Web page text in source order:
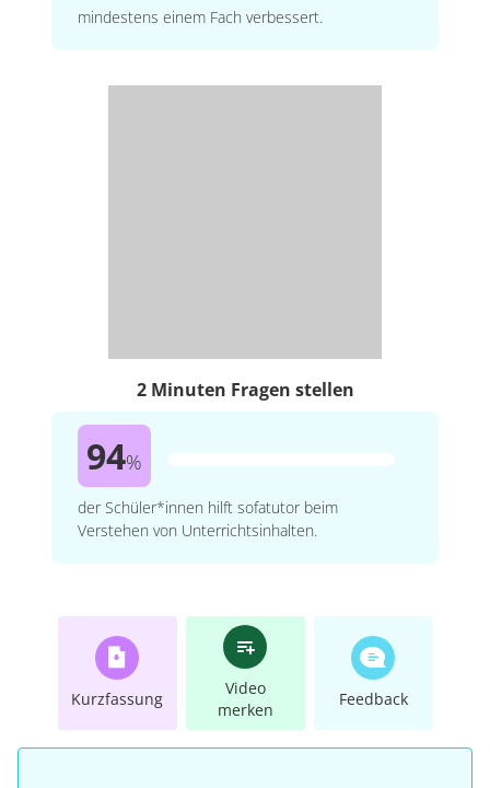
mindestens einem Fach verbessert.
2 Minuten Fragen stellen
94%
der Schüler*innen hilft sofatutor beim
Verstehen von Unterrichtsinhalten.
Kurzfassung
Video
merken
Feedback